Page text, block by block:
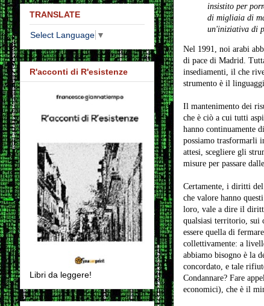
insistito per
di migliaia di
un'iniziativa di
Nel 1991, noi arabi
di pace di Madrid.
insediamenti, il che
strumento è il
Il mantenimento dei
che è ciò a cui tutti
hanno continuamente
possiamo trasformarli
attesi, scegliere gli
misure per passare
Certamente, i diritti
che valore hanno
loro, vale a dire il
qualsiasi territorio, sui
essere quella di
collettivamente: a
abbiamo bisogno è la
concordato, e tale
Condannare? Fare
economici), che è il
TRANSLATE
Select Language ▼
R'acconti di R'esistenze
Libri da leggere!